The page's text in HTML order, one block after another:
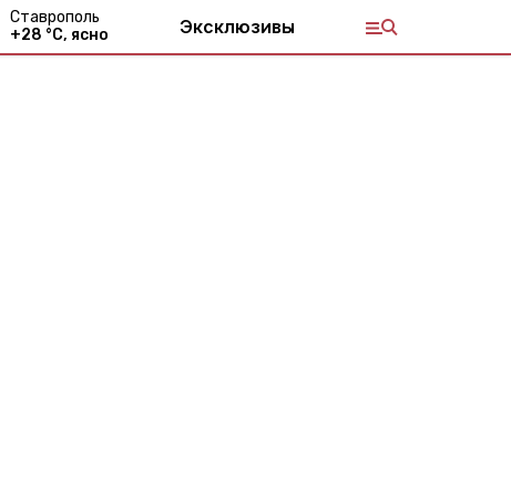
Ставрополь
+28 °С, ясно Эксклюзивы